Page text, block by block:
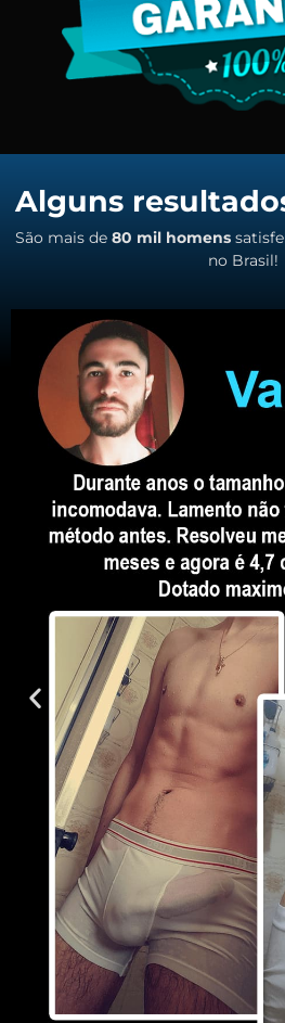
Alguns
São mais de 80 mil homens
no Brasil!